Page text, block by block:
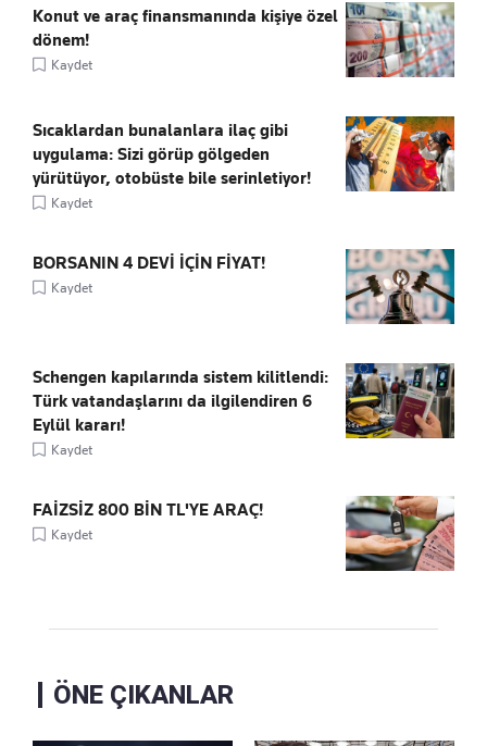
Konut ve araç finansmanında kişiye özel
dönem!
Kaydet
Sıcaklardan bunalanlara ilaç gibi
uygulama: Sizi görüp gölgeden
yürütüyor, otobüste bile serinletiyor!
Kaydet
BORSANIN 4 DEVİ İÇİN FİYAT!
Kaydet
Schengen kapılarında sistem kilitlendi:
Türk vatandaşlarını da ilgilendiren 6
Eylül kararı!
Kaydet
FAİZSİZ 800 BİN TL'YE ARAÇ!
Kaydet
ÖNE ÇIKANLAR